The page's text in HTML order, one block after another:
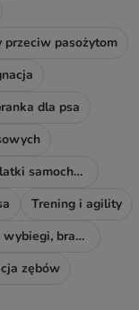
przeciw pasożytom
dla psa
Transportery i klatki samochodowe
Trening i agility
Klatki domowe, wybiegi, bramki i rampy
zębów